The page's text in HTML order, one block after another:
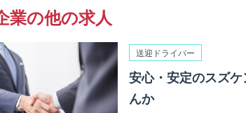
業の他の求人
送迎ドライバー
安心・安定のスズ
んか